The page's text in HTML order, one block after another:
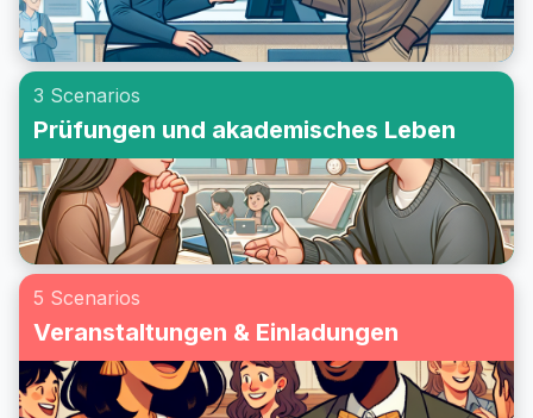
3 Scenarios
Prüfungen und akademisches Leben
5 Scenarios
Veranstaltungen & Einladungen